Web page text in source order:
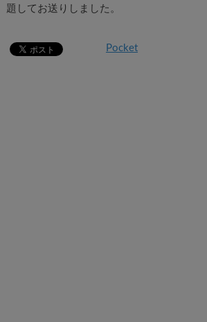
題してお送りしました。
Pocket